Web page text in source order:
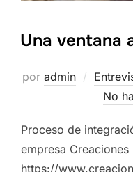
Una ventana
por admin
No
Proceso de
empresa Creaciones
https://